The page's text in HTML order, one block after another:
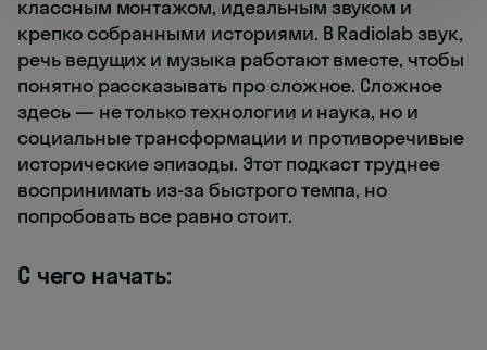
классным монтажом, идеальным звуком и
крепко собранными историями. В Radiolab звук,
речь ведущих и музыка работают вместе, чтобы
понятно рассказывать про сложное. Сложное
здесь — не только технологии и наука, но и
социальные трансформации и противоречивые
исторические эпизоды. Этот подкаст труднее
воспринимать из-за быстрого темпа, но
попробовать все равно стоит.
С чего начать: